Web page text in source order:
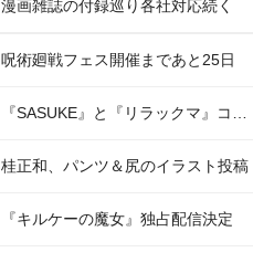
漫画雑誌の付録巡り各社対応続く
呪術廻戦フェス開催まであと25日
桂正和、パンツ＆尻のイラスト投稿
『キルケーの魔女』独占配信決定